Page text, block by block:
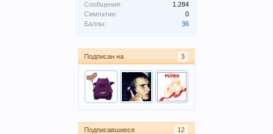
Сообщения:
1.284
Симпатии:
0
Баллы:
36
Подписан на 3
Подписавшиеся 12